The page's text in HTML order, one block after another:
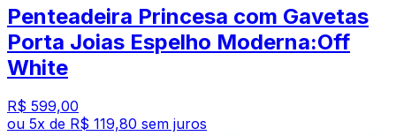
Penteadeira Princesa com Gavetas
Porta Joias Espelho Moderna:Off
White
R$ 599,00
ou 5x de R$ 119,80 sem juros